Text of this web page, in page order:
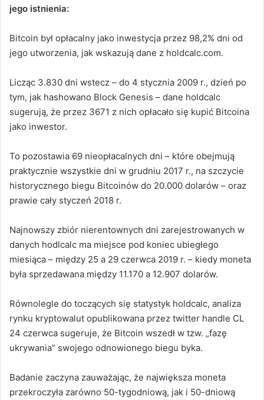
jego istnienia:
Bitcoin był opłacalny jako inwestycja przez 98,2% dni od
jego utworzenia, jak wskazują dane z holdcalc.com.
Licząc 3.830 dni wstecz – do 4 stycznia 2009 r., dzień po
tym, jak hashowano Block Genesis – dane holdcalc
sugerują, że przez 3671 z nich opłacało się kupić Bitcoina
jako inwestor.
To pozostawia 69 nieopłacalnych dni – które obejmują
praktycznie wszystkie dni w grudniu 2017 r., na szczycie
historycznego biegu Bitcoinów do 20.000 dolarów – oraz
prawie cały styczeń 2018 r.
Najnowszy zbiór nierentownych dni zarejestrowanych w
danych hodlcalc ma miejsce pod koniec ubiegłego
miesiąca – między 25 a 29 czerwca 2019 r. – kiedy moneta
była sprzedawana między 11.170 a 12.907 dolarów.
Równolegle do toczących się statystyk holdcalc, analiza
rynku kryptowalut opublikowana przez twitter handle CL
24 czerwca sugeruje, że Bitcoin wszedł w tzw. „fazę
ukrywania” swojego odnowionego biegu byka.
Badanie zaczyna zauważając, że największa moneta
przekroczyła zarówno 50-tygodniową, jak i 50-dniową